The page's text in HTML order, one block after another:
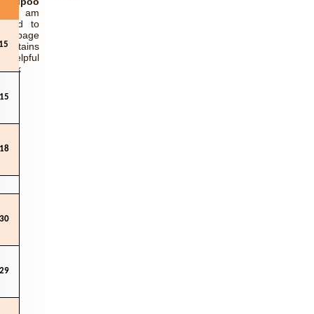
15
15
18
30
29
I am
to